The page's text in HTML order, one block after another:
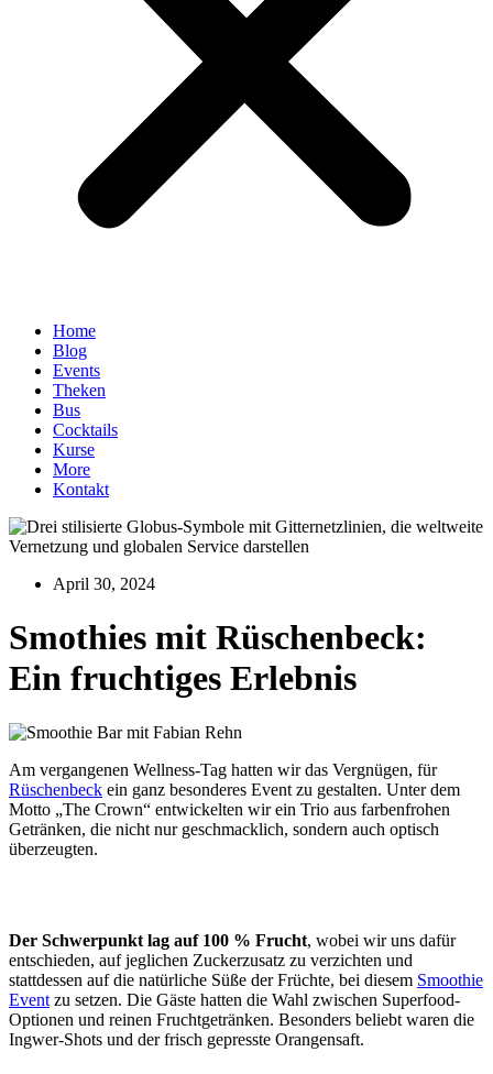
Home
Blog
Events
Theken
Bus
Cocktails
Kurse
More
Kontakt
April 30, 2024
Smothies mit Rüschenbeck:
Ein fruchtiges Erlebnis
Am vergangenen Wellness-Tag hatten wir das Vergnügen, für
Rüschenbeck ein ganz besonderes Event zu gestalten. Unter dem
Motto „The Crown“ entwickelten wir ein Trio aus farbenfrohen
Getränken, die nicht nur geschmacklich, sondern auch optisch
überzeugten.
Der Schwerpunkt lag auf 100 % Frucht, wobei wir uns dafür
entschieden, auf jeglichen Zuckerzusatz zu verzichten und
stattdessen auf die natürliche Süße der Früchte, bei diesem Smoothie
Event zu setzen. Die Gäste hatten die Wahl zwischen Superfood-
Optionen und reinen Fruchtgetränken. Besonders beliebt waren die
Ingwer-Shots und der frisch gepresste Orangensaft.